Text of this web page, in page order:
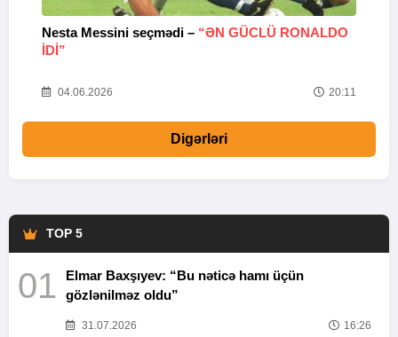
Nesta Messini seçmədi – “ƏN GÜCLÜ RONALDO
IDI”
04.06.2026 20:11
Digərləri
TOP 5
01
Elmar Baxşıyev: “Bu nəticə hamı üçün
gözlənilməz oldu”
31.07.2026 16:26